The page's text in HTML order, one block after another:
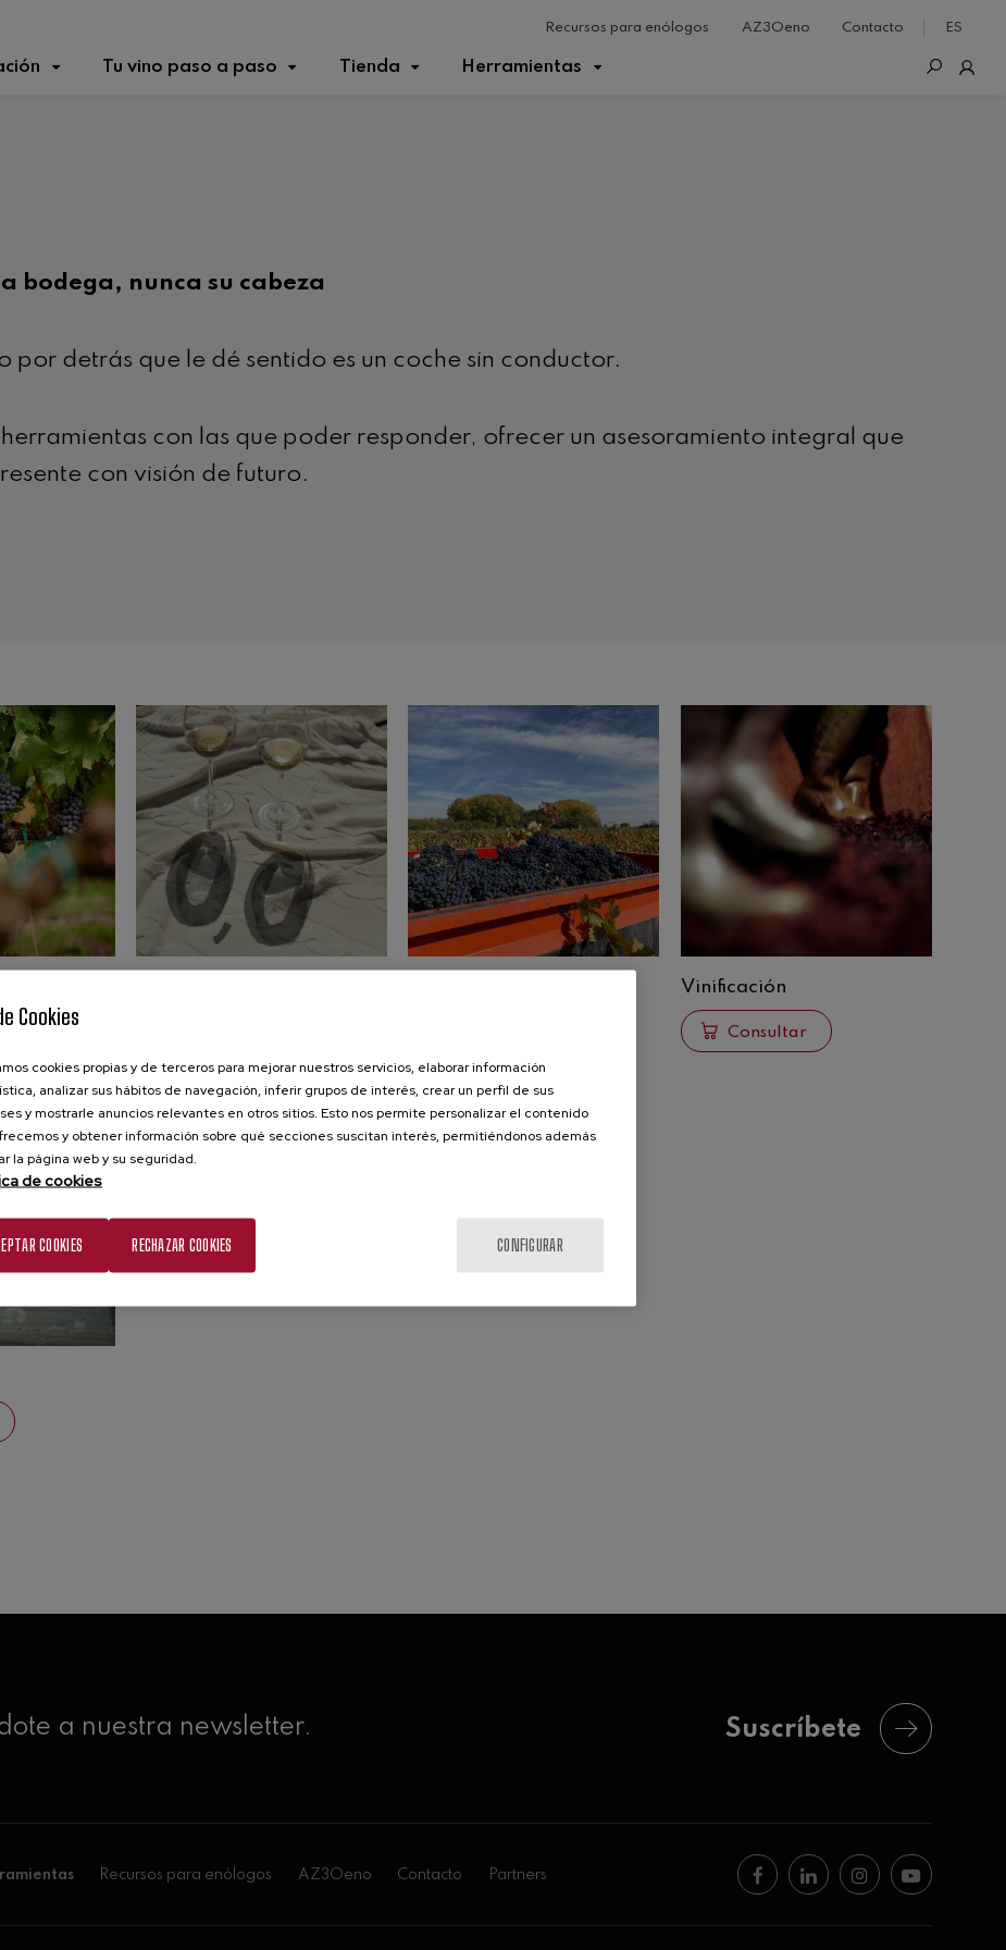
Tu vino paso a paso Tienda Herramientas
ES
Recursos para enólogos AZ3Oeno Contacto
bodega, nunca su cabeza
por detrás que le dé sentido es un coche sin conductor.
con las que poder responder, ofrecer un asesoramiento integral que
con visión de futuro.
Vinificación
Consultar
a nuestra newsletter. Suscríbete
Recursos para enólogos AZ3Oeno Contacto Partners
Cookies
cookies propias y de terceros para mejorar nuestros servicios, elaborar información
analizar sus hábitos de navegación, inferir grupos de interés, crear un perfil de sus
y mostrarle anuncios relevantes en otros sitios. Esto nos permite personalizar el contenido
y obtener información sobre qué secciones suscitan interés, permitiéndonos además
la página web y su seguridad.
de cookies
RECHAZAR COOKIES
COOKIES CONFIGURAR